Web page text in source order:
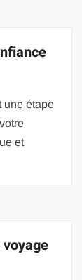
une étape
et